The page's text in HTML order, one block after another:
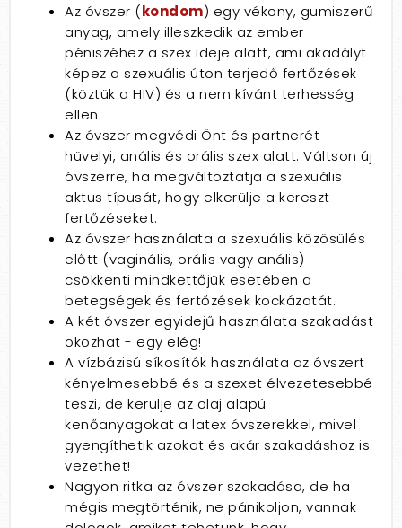
Az óvszer (kondom) egy vékony, gumiszerű
anyag, amely illeszkedik az ember
péniszéhez a szex ideje alatt, ami akadályt
képez a szexuális úton terjedő fertőzések
(köztük a HIV) és a nem kívánt terhesség
ellen.
Az óvszer megvédi Önt és partnerét
hüvelyi, anális és orális szex alatt. Váltson új
óvszerre, ha megváltoztatja a szexuális
aktus típusát, hogy elkerülje a kereszt
fertőzéseket.
Az óvszer használata a szexuális közösülés
előtt (vaginális, orális vagy anális)
csökkenti mindkettőjük esetében a
betegségek és fertőzések kockázatát.
A két óvszer egyidejű használata szakadást
okozhat - egy elég!
A vízbázisú síkosítók használata az óvszert
kényelmesebbé és a szexet élvezetesebbé
teszi, de kerülje az olaj alapú
kenőanyagokat a latex óvszerekkel, mivel
gyengíthetik azokat és akár szakadáshoz is
vezethet!
Nagyon ritka az óvszer szakadása, de ha
mégis megtörténik, ne pánikoljon, vannak